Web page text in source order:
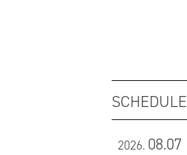
SCHEDULE
2026. 08.07